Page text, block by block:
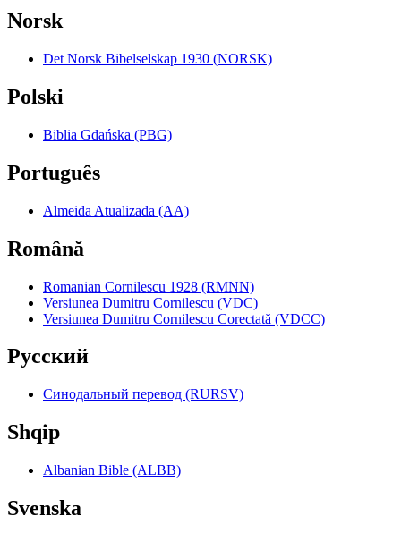
Norsk
Det Norsk Bibelselskap 1930 (NORSK)
Polski
Biblia Gdańska (PBG)
Português
Almeida Atualizada (AA)
Română
Romanian Cornilescu 1928 (RMNN)
Versiunea Dumitru Cornilescu (VDC)
Versiunea Dumitru Cornilescu Corectată (VDCC)
Pyccкий
Синодальный перевод (RURSV)
Shqip
Albanian Bible (ALBB)
Svenska